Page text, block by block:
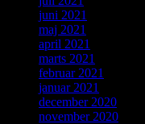
juni 2021
maj 2021
april 2021
marts 2021
februar 2021
januar 2021
december 2020
november 2020